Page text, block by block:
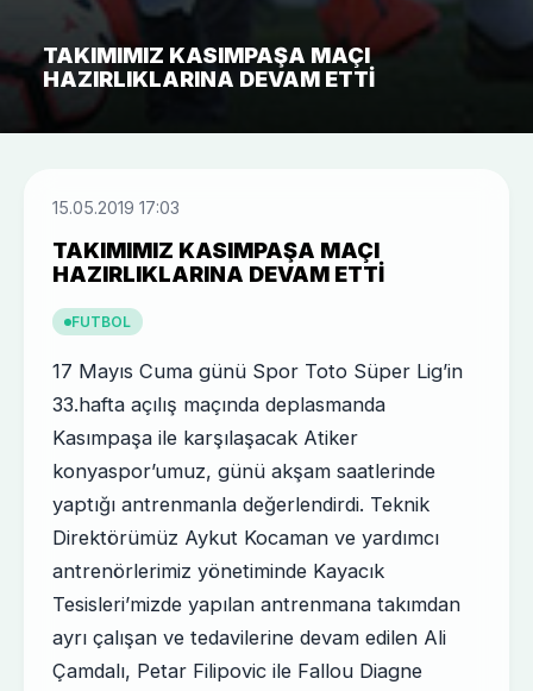
TAKIMIMIZ KASIMPAŞA MAÇI
HAZIRLIKLARINA DEVAM ETTI
15.05.2019 17:03
TAKIMIMIZ KASIMPAŞA MAÇI
HAZIRLIKLARINA DEVAM ETTI
FUTBOL
17 Mayıs Cuma günü Spor Toto Süper Lig’in
33.hafta açılış maçında deplasmanda
Kasımpaşa ile karşılaşacak Atiker
konyaspor’umuz, günü akşam saatlerinde
yaptığı antrenmanla değerlendirdi. Teknik
Direktörümüz Aykut Kocaman ve yardımcı
antrenörlerimiz yönetiminde Kayacık
Tesisleri’mizde yapılan antrenmana takımdan
ayrı çalışan ve tedavilerine devam edilen Ali
Çamdalı, Petar Filipovic ile Fallou Diagne